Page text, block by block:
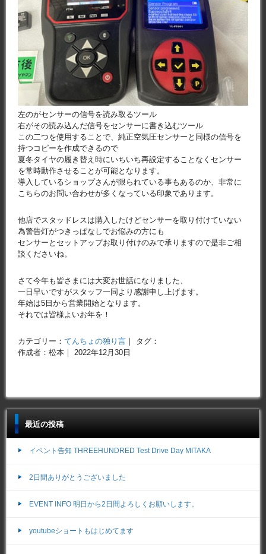
左のがセンサーの信号を読み取るツール
右がその読み込んだ信号をセンサーに書き込むツール
この二つを使用することで、純正空気圧センサーと同様の信号を
持つコピーを作成できるので
夏冬タイヤの履き替え時にいちいち再設定することなくセンサー
を常時動作させることが可能となります。
導入しているショップさんが限られている事もあるのか、非常に
こちらのお問い合わせが多くなっている印象であります。
他店でスタッドレスは購入したけどセンサーを取り付けていない
為警告灯がつきっぱなしでお悩みの方にも
センサーとセットアップお取り付けのみで承りますので是非ご相
談くださいね。
さて今年も皆さまには大変お世話になりました、
一日早いですがスタッフ一同より感謝申し上げます。
年始は5日から営業開始となります。
それでは皆様よいお年を！
カテゴリー： てんちょの独り言 ｜ タグ：
作成者：松本｜ 2022年12月30日
最近の投稿
イベント告知 THREEHUNDRED Test Drive Day MITAKA
2日間ありがとうございました
EVENT INFO 明日から2日間よろしくお願いします。
youtubeショートもはじめてます